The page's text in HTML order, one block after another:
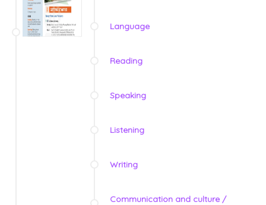
Language
Reading
Speaking
Listening
Writing
Communication and culture /